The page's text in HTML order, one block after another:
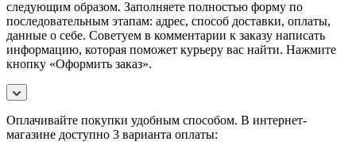
следующим образом. Заполняете полностью форму по
последовательным этапам: адрес, способ доставки, оплаты,
данные о себе. Советуем в комментарии к заказу написать
информацию, которая поможет курьеру вас найти. Нажмите
кнопку «Оформить заказ».
Оплачивайте покупки удобным способом. В интернет-
магазине доступно 3 варианта оплаты: